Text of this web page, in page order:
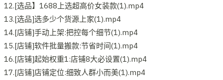
12.[选品】1688上选超高价女装款(1).mp4
13.[选品]选多少个货源上家(1).mp4
14.[店铺]手动上架:把控每个细节(1).mp4
15.[店铺]软件批量搬款:节省时间(1).mp4
16.[店铺]起始权重1:店铺8大必设置(1).mp4
17.[店铺]店铺定位:细致人群小而美(1).mp4